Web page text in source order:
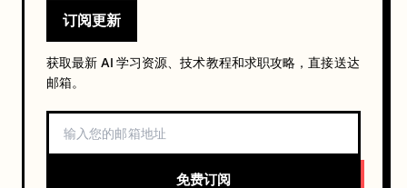
订阅更新
获取最新 AI 学习资源、技术教程和求职攻略，直接送达
邮箱。
免费订阅